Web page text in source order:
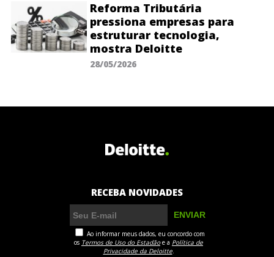
Reforma Tributária
pressiona empresas para
estruturar tecnologia,
mostra Deloitte
28/05/2026
RECEBA NOVIDADES
Ao informar meus dados, eu concordo com
os Termos de Uso do Estadãoe a Política de
Privacidade da Deloitte.